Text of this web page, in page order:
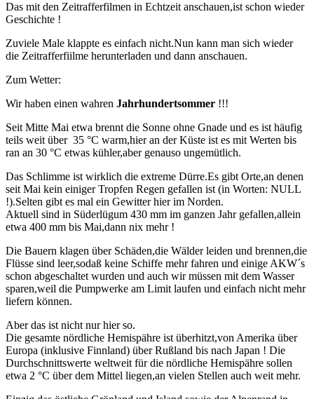
Das mit den Zeitrafferfilmen in Echtzeit anschauen,ist schon wieder
Geschichte !
Zuviele Male klappte es einfach nicht.Nun kann man sich wieder
die Zeitrafferfiilme herunterladen und dann anschauen.
Zum Wetter:
Wir haben einen wahren Jahrhundertsommer !!!
Seit Mitte Mai etwa brennt die Sonne ohne Gnade und es ist häufig
teils weit über 35 °C warm,hier an der Küste ist es mit Werten bis
ran an 30 °C etwas kühler,aber genauso ungemütlich.
Das Schlimme ist wirklich die extreme Dürre.Es gibt Orte,an denen
seit Mai kein einiger Tropfen Regen gefallen ist (in Worten: NULL
!).Selten gibt es mal ein Gewitter hier im Norden.
Aktuell sind in Süderlügum 430 mm im ganzen Jahr gefallen,allein
etwa 400 mm bis Mai,dann nix mehr !
Die Bauern klagen über Schäden,die Wälder leiden und brennen,die
Flüsse sind leer,sodaß keine Schiffe mehr fahren und einige AKW´s
schon abgeschaltet wurden und auch wir müssen mit dem Wasser
sparen,weil die Pumpwerke am Limit laufen und einfach nicht mehr
liefern können.
Aber das ist nicht nur hier so.
Die gesamte nördliche Hemispähre ist überhitzt,von Amerika über
Europa (inklusive Finnland) über Rußland bis nach Japan ! Die
Durchschnittswerte weltweit für die nördliche Hemispähre sollen
etwa 2 °C über dem Mittel liegen,an vielen Stellen auch weit mehr.